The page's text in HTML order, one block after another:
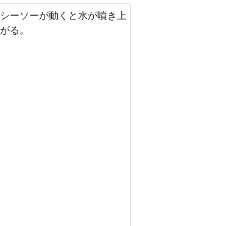
シーソーが動くと水が噴き上
がる。